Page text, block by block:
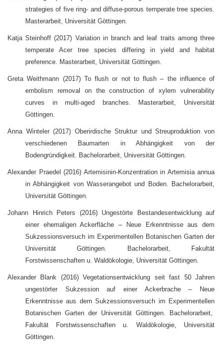
strategies of five ring- and diffuse-porous temperate tree species.
Masterarbeit, Universität Göttingen.
Katja Steinhoff (2017) Variation in branch and leaf traits among three
temperate Acer tree species differing in yield and habitat
preference. Masterarbeit, Universität Göttingen.
Greta Weithmann (2017) To flush or not to flush – the influence of
embolism removal on the construction of xylem vulnerability
curves in multi-aged branches. Masterarbeit, Universität
Göttingen.
Anna Winteler (2017) Oberirdische Struktur und Streuproduktion von
verschiedenen Baumarten in Abhängigkeit von der
Bodengründigkeit. Bachelorarbeit, Universität Göttingen.
Alexander Praedel (2016) Artemisinin-Konzentration in Artemisia annua
in Abhängigkeit von Wasserangebot und Boden. Bachelorarbeit,
Universität Göttingen.
Johann Hinrich Peters (2016) Ungestörte Bestandesentwicklung auf
einer ehemaligen Ackerfläche – Neue Erkenntnisse aus dem
Sukzessionsversuch im Experimentellen Botanischen Garten der
Universität Göttingen. Bachelorarbeit, Fakultät
Forstwissenschaften u. Waldökologie, Universität Göttingen.
Alexander Blank (2016) Vegetationsentwicklung seit fast 50 Jahren
ungestörter Sukzession auf einer Ackerbrache – Neue
Erkenntnisse aus dem Sukzessionsversuch im Experimentellen
Botanischen Garten der Universität Göttingen. Bachelorarbeit,
Fakultät Forstwissenschaften u. Waldökologie, Universität
Göttingen.